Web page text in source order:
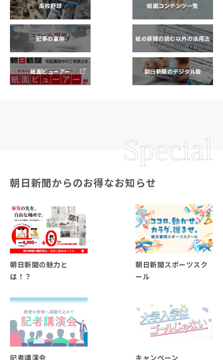
高校野球 紙面コンテンツ一覧
記事の裏側 紙の新聞の読む以外の活用法
紙面ビューアー 朝日新聞のデジタル版
Special
朝日新聞からのお得なお知らせ
朝日新聞の魅力と
は！？
朝日新聞スポーツスク
ール
記者講演会 キャンペーン